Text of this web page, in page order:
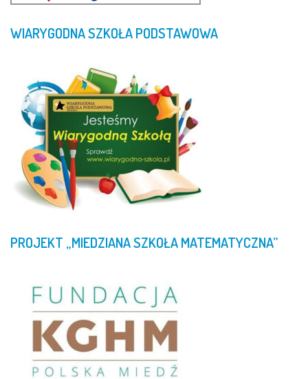
WIARYGODNASZKOŁAPODSTAWOWA
PROJEKT „MIEDZIANASZKOŁAMATEMATYCZNA”